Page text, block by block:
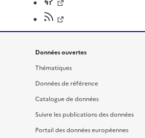
Données ouvertes
Thématiques
Données de référence
Catalogue de données
Suivre les publications des données
Portail des données européennes